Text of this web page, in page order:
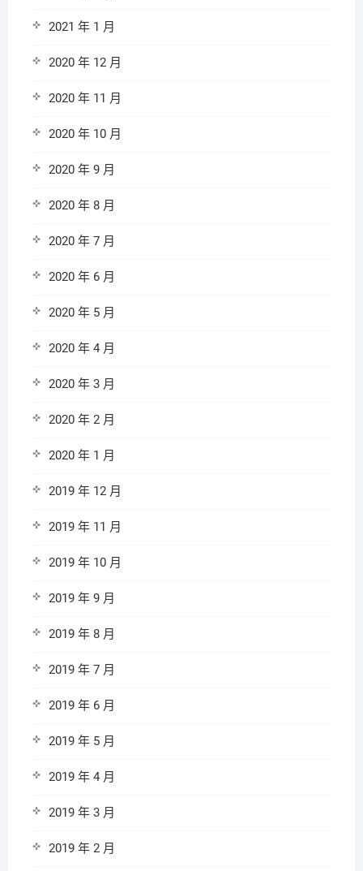
2021 年 1 月
2020 年 12 月
2020 年 11 月
2020 年 10 月
2020 年 9 月
2020 年 8 月
2020 年 7 月
2020 年 6 月
2020 年 5 月
2020 年 4 月
2020 年 3 月
2020 年 2 月
2020 年 1 月
2019 年 12 月
2019 年 11 月
2019 年 10 月
2019 年 9 月
2019 年 8 月
2019 年 7 月
2019 年 6 月
2019 年 5 月
2019 年 4 月
2019 年 3 月
2019 年 2 月